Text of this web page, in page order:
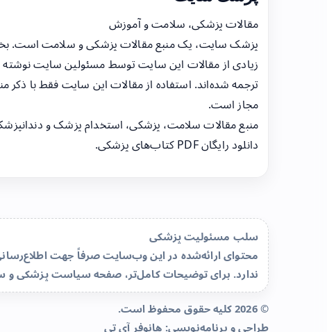
مقالات پزشکی، سلامت و آموزش
پزشک سایت، یک منبع مقالات پزشکی و سلامت است.
زیادی از مقالات این سایت توسط مسئولین سایت نوشته
ترجمه شده‌اند. استفاده از مقالات این سایت فقط با ذکر
مجاز است.
منبع مقالات سلامت، پزشکی، استخدام پزشک و
دانلود رایگان PDF کتاب‌های پزشکی.
سلب مسئولیت پزشکی
محتوای ارائه‌شده در این وب‌سایت صرفاً جهت
ندارد. برای توضیحات کامل‌تر، صفحهسیاست پزشکی و
© 2026 کلیه حقوق محفوظ است.
طراحی و برنامه‌نویسی: هانوفر آی تی